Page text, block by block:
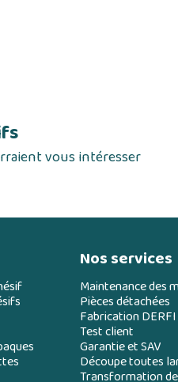
vous intéresser
Nos services
Maintenance des
Pièces détachées
Fabrication DERFI
Test client
Garantie et SAV
Découpe toutes
Transformation